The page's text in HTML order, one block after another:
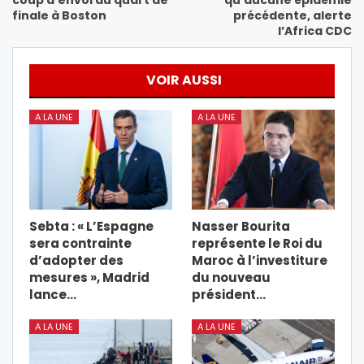
finale à Boston
précédente, alerte
l’Africa CDC
VOIR AUSSI
A LA UNE
Sebta : « L’Espagne
sera contrainte
d’adopter des
mesures », Madrid
lance…
A LA UNE
Nasser Bourita
représente le Roi du
Maroc à l’investiture
du nouveau
président…
A LA UNE A LA UNE